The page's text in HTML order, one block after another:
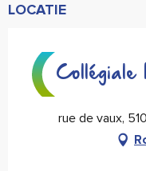
LOCATIE
Collégiale
rue de vaux,